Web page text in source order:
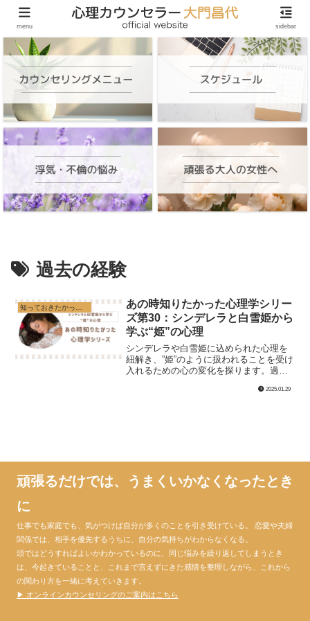
頑張る大人の女性のためのオンラインカウンセリング
過去の経験
あの時知りたかった心理学シリー
ズ第30：シンデレラと白雪姫から
学ぶ“姫”の心理
シンデレラや白雪姫に込められた心理を
紐解き、”姫”のように扱われることを受け
入れるための心の変化を探ります。過去
が難しいのか、心理的な背景に迫りま2025.01.29
頑張るだけでは、うまくいかなくなったとき
に
仕事でも家庭でも、気がつけば自分が多くのことを引き受けている。 恋愛や夫婦
関係では、相手を優先するうちに、自分の気持ちがわからなくなる。
頭ではどうすればよいかわかっているのに、同じ悩みを繰り返してしまうとき
は、今起きていることと、これまで言えずにきた感情を整理しながら、これから
の関わり方を一緒に考えていきます。
▶ オンラインカウンセリングのご案内はこちら
menu sidebar